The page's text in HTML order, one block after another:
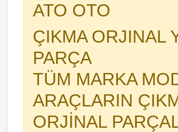
ATO OTO
ÇIKMA ORJINAL
PARÇA
TÜM MARKA
ARAÇLARIN
ORJİNAL